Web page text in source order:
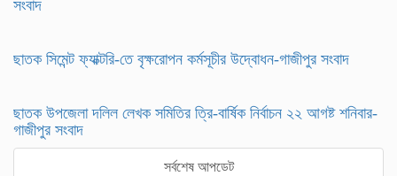
সংবাদ
ছাতক সিমেন্ট ফ্যাক্টরি-তে বৃক্ষরোপন কর্মসূচীর উদ্বোধন-গাজীপুর সংবাদ
ছাতক উপজেলা দলিল লেখক সমিতির ত্রি-বার্ষিক নির্বাচন ২২ আগষ্ট শনিবার-
গাজীপুর সংবাদ
সর্বশেষ আপডেট